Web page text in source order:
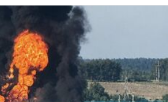
"знаходити
посилена система
РФ не гарантує захисту від